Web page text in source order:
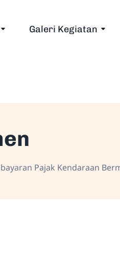
Galeri Kegiatan
Pajak Kendaraan